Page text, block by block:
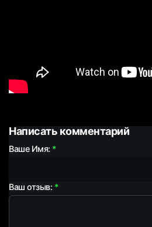
Написать комментарий
Ваше Имя:
Ваш отзыв: